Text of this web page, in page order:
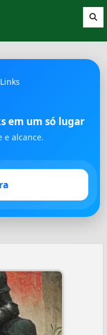
em um só lugar
e alcance.